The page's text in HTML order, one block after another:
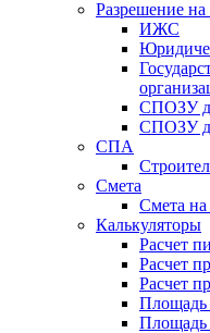
Разрешение на
ИЖС
СПОЗУ
СПОЗУ
СПА
Смета
Смета на
Калькуляторы
Расчет
Расчет
Расчет
Площадь
Площадь